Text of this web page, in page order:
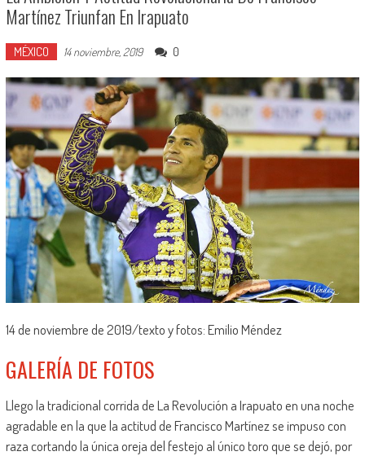
Martínez Triunfan En Irapuato
MÉXICO 14 noviembre, 2019 0
14 de noviembre de 2019/texto y fotos: Emilio Méndez
GALERÍA DE FOTOS
Llego la tradicional corrida de La Revolución a Irapuato en una noche
agradable en la que la actitud de Francisco Martínez se impuso con
raza cortando la única oreja del festejo al único toro que se dejó, por